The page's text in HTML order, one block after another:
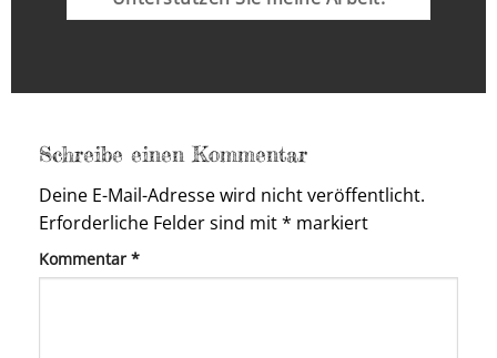
Schreibe einen Kommentar
Deine E-Mail-Adresse wird nicht veröffentlicht.
Erforderliche Felder sind mit* markiert
Kommentar *